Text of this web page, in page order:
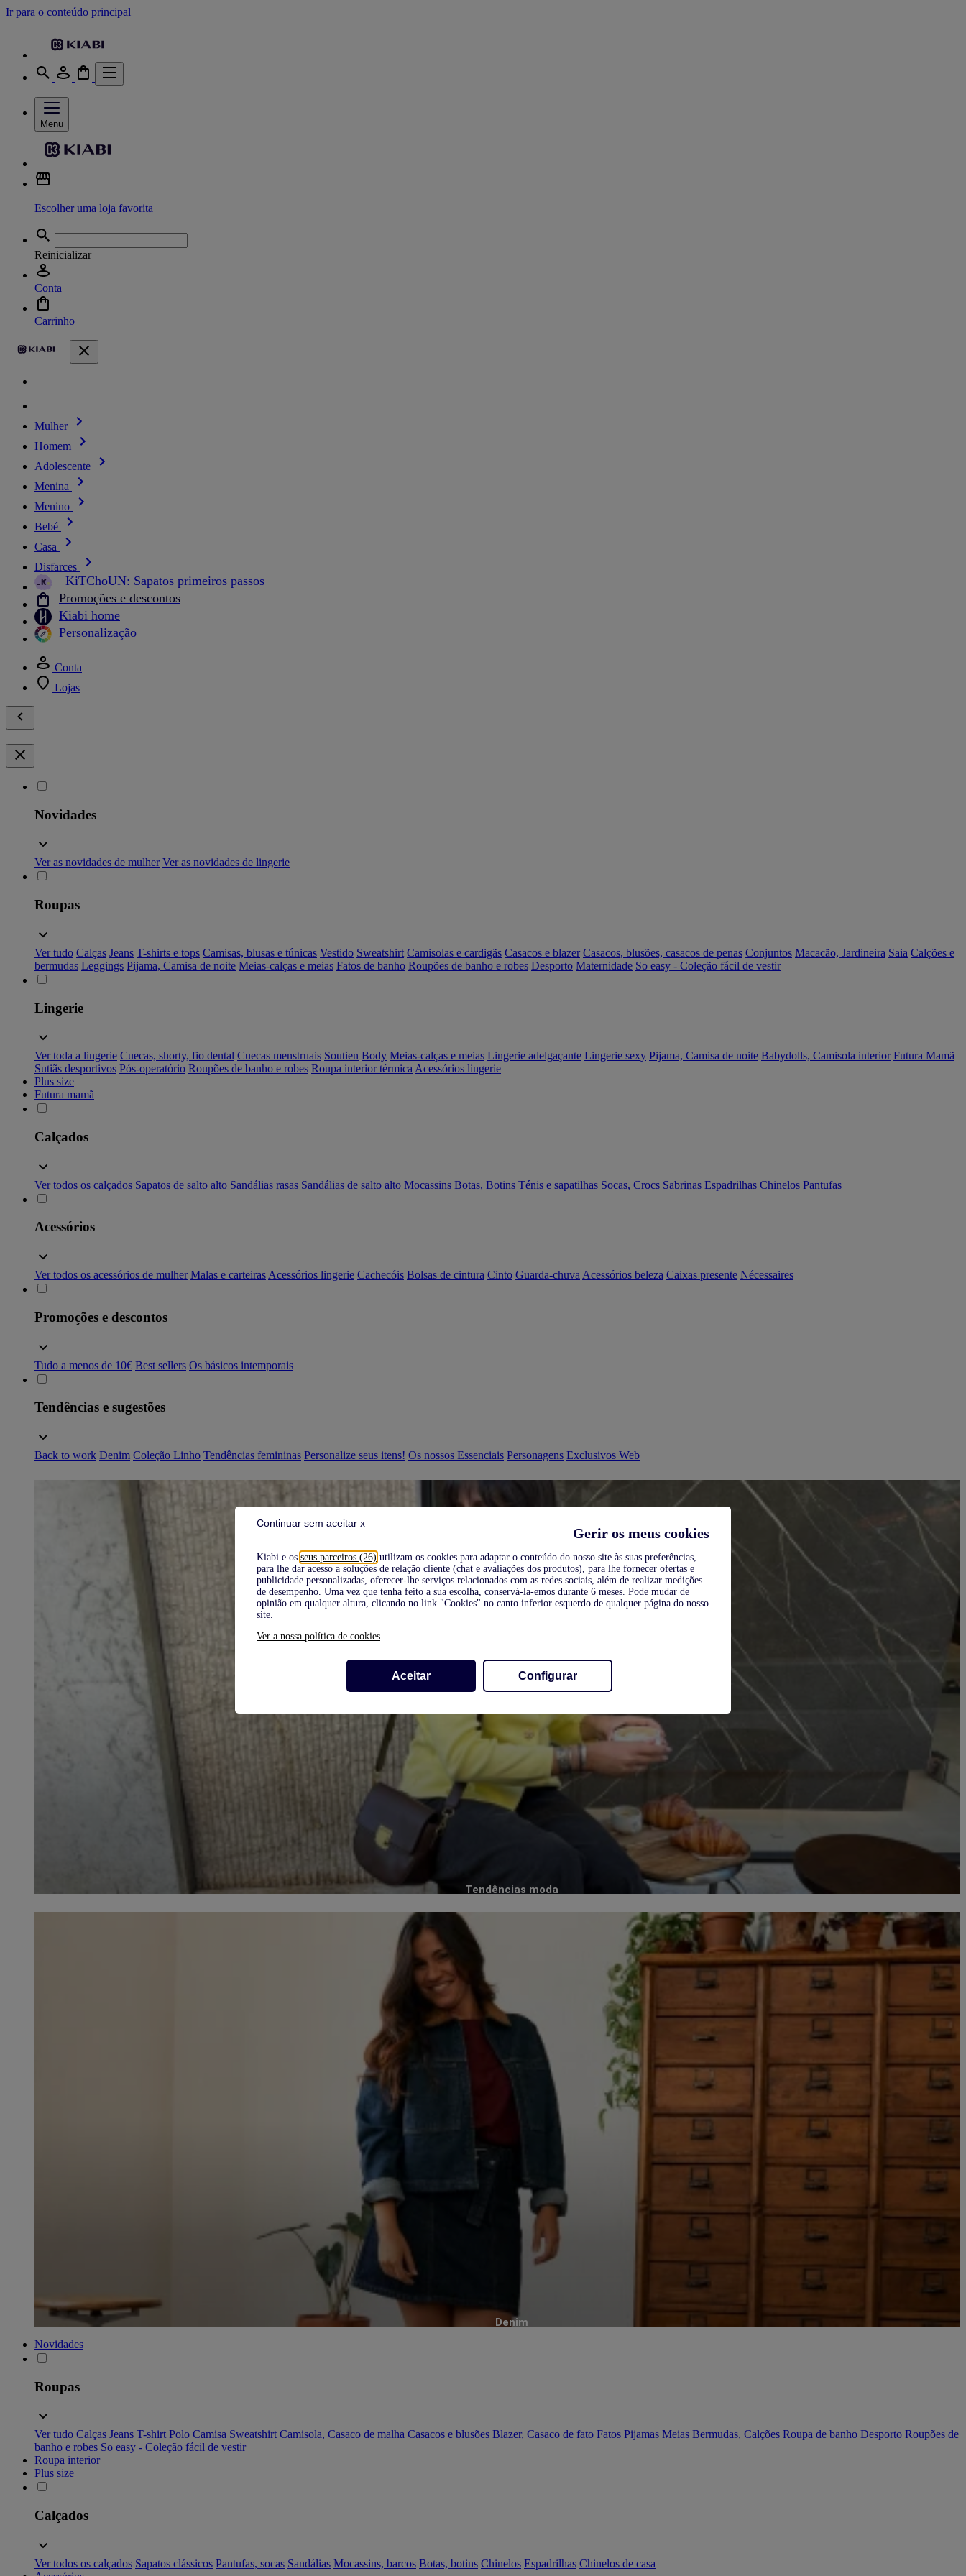
Gerir os meus cookies
Kiabi e os seus parceiros (26) utilizam os cookies para adaptar o conteúdo do nosso site às suas preferências,
para lhe dar acesso a soluções de relação cliente (chat e avaliações dos produtos), para lhe fornecer ofertas e
publicidade personalizadas, oferecer-lhe serviços relacionados com as redes sociais, além de realizar medições
de desempenho. Uma vez que tenha feito a sua escolha, conservá-la-emos durante 6 meses. Pode mudar de
opinião em qualquer altura, clicando no link "Cookies" no canto inferior esquerdo de qualquer página do nosso
site.
Ver a nossa política de cookies
Aceitar Configurar
Continuar sem aceitar x
Ir para o conteúdo principal
Menu
Escolher uma loja favorita
Reinicializar
Conta
Carrinho
Mulher
Homem
Adolescente
Menina
Menino
Bebé
Casa
Disfarces
_KiTChoUN: Sapatos primeiros passos
Promoções e descontos
Kiabi home
Personalização
Conta
Lojas
Novidades
Ver as novidades de mulher Ver as novidades de lingerie
Roupas
Ver tudo Calças Jeans T-shirts e tops Camisas, blusas e túnicas Vestido Sweatshirt Camisolas e cardigãs Casacos e blazer Casacos, blusões, casacos de penas Conjuntos Macacão, Jardineira Saia Calções e
bermudas Leggings Pijama, Camisa de noite Meias-calças e meias Fatos de banho Roupões de banho e robes Desporto Maternidade So easy - Coleção fácil de vestir
Lingerie
Ver toda a lingerie Cuecas, shorty, fio dental Cuecas menstruais Soutien Body Meias-calças e meias Lingerie adelgaçante Lingerie sexy Pijama, Camisa de noite Babydolls, Camisola interior Futura Mamã
Sutiãs desportivos Pós-operatório Roupões de banho e robes Roupa interior térmica Acessórios lingerie
Plus size
Futura mamã
Calçados
Ver todos os calçados Sapatos de salto alto Sandálias rasas Sandálias de salto alto Mocassins Botas, Botins Ténis e sapatilhas Socas, Crocs Sabrinas Espadrilhas Chinelos Pantufas
Acessórios
Ver todos os acessórios de mulher Malas e carteiras Acessórios lingerie Cachecóis Bolsas de cintura Cinto Guarda-chuva Acessórios beleza Caixas presente Nécessaires
Promoções e descontos
Tudo a menos de 10€ Best sellers Os básicos intemporais
Tendências e sugestões
Back to work Denim Coleção Linho Tendências femininas Personalize seus itens! Os nossos Essenciais Personagens Exclusivos Web
Tendências moda
Denim
Novidades
Roupas
Ver tudo Calças Jeans T-shirt Polo Camisa Sweatshirt Camisola, Casaco de malha Casacos e blusões Blazer, Casaco de fato Fatos Pijamas Meias Bermudas, Calções Roupa de banho Desporto Roupões de
banho e robes So easy - Coleção fácil de vestir
Roupa interior
Plus size
Calçados
Ver todos os calçados Sapatos clássicos Pantufas, socas Sandálias Mocassins, barcos Botas, botins Chinelos Espadrilhas Chinelos de casa